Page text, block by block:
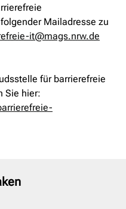
Mailadresse zu
it@mags.nrw.de
für barrierefreie
Sie hier: